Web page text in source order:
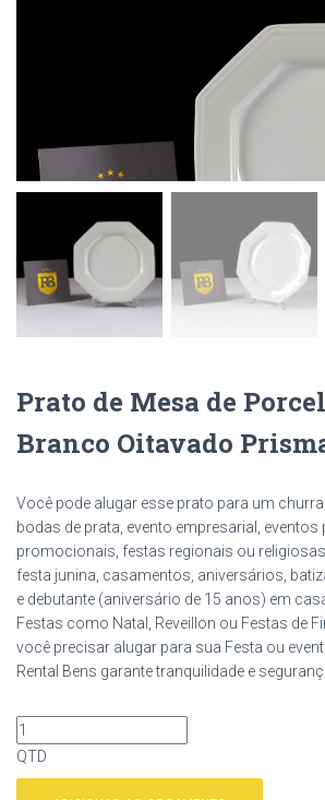
Prato de Mesa de
Branco Oitavado
Você pode alugar esse prato para um
bodas de prata, evento empresarial,
promocionais, festas regionais ou
festa junina, casamentos, aniversários,
e debutante (aniversário de 15 anos) em
Festas como Natal, Reveillon ou Festas de
você precisar alugar para sua Festa ou
Rental Bens garante tranquilidade e
QTD